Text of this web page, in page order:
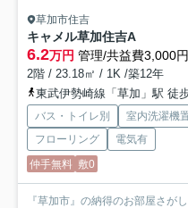
草加市住吉
キャメル草加住吉A
6.2万円 管理/共益費3,000円
2階 / 23.18㎡ / 1K /築12年
東武伊勢崎線「草加」駅 徒
バス・トイレ別 室内洗濯機
フローリング
電気有
仲手無料 敷0
『草加市』の納得のお部屋さが